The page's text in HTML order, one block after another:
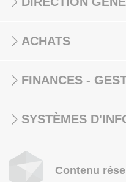
ACHATS
FINANCES -
SYSTÈMES
Contenu